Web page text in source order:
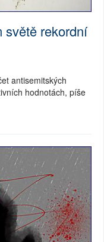
světě rekordní
antisemitských
hodnotách, píše